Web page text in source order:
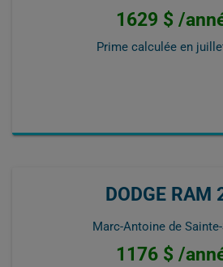
1629 $ /
Prime calculée en
DODGE RAM
Marc-Antoine de
1176 $ /